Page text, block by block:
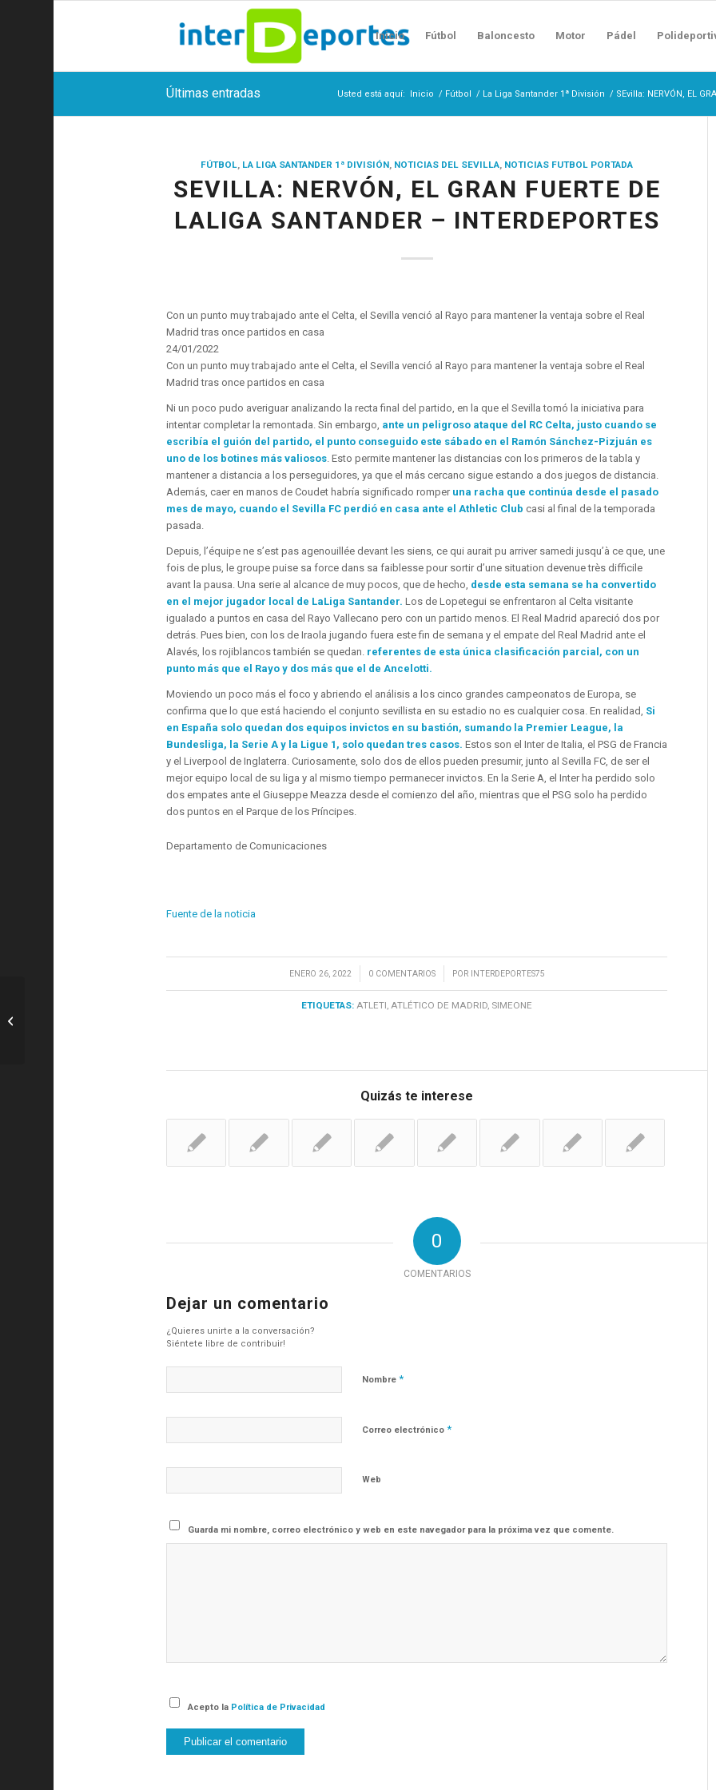
Inicio Fútbol Baloncesto Motor Pádel
Últimas entradas Usted está aquí: Inicio / Fútbol / La Liga Santander 1ª División / SEvilla: NERVÓN, EL
FÚTBOL, LA LIGA SANTANDER 1ª DIVISIÓN, NOTICIAS DEL SEVILLA, NOTICIAS FUTBOL PORTADA
SEVILLA: NERVÓN, EL GRAN FUERTE DE
LALIGA SANTANDER – INTERDEPORTES
Con un punto muy trabajado ante el Celta, el Sevilla venció al Rayo para mantener la ventaja sobre el Real
Madrid tras once partidos en casa
24/01/2022
Con un punto muy trabajado ante el Celta, el Sevilla venció al Rayo para mantener la ventaja sobre el Real
Madrid tras once partidos en casa
Ni un poco pudo averiguar analizando la recta final del partido, en la que el Sevilla tomó la iniciativa para
intentar completar la remontada. Sin embargo, ante un peligroso ataque del RC Celta, justo cuando se
escribía el guión del partido, el punto conseguido este sábado en el Ramón Sánchez-Pizjuán es
uno de los botines más valiosos. Esto permite mantener las distancias con los primeros de la tabla y
mantener a distancia a los perseguidores, ya que el más cercano sigue estando a dos juegos de distancia.
Además, caer en manos de Coudet habría significado romper una racha que continúa desde el pasado
mes de mayo, cuando el Sevilla FC perdió en casa ante el Athletic Club casi al final de la temporada
pasada.
Depuis, l’équipe ne s’est pas agenouillée devant les siens, ce qui aurait pu arriver samedi jusqu’à ce que, une
fois de plus, le groupe puise sa force dans sa faiblesse pour sortir d’une situation devenue très difficile
avant la pausa. Una serie al alcance de muy pocos, que de hecho, desde esta semana se ha convertido
en el mejor jugador local de LaLiga Santander. Los de Lopetegui se enfrentaron al Celta visitante
igualado a puntos en casa del Rayo Vallecano pero con un partido menos. El Real Madrid apareció dos por
detrás. Pues bien, con los de Iraola jugando fuera este fin de semana y el empate del Real Madrid ante el
Alavés, los rojiblancos también se quedan. referentes de esta única clasificación parcial, con un
punto más que el Rayo y dos más que el de Ancelotti.
Moviendo un poco más el foco y abriendo el análisis a los cinco grandes campeonatos de Europa, se
confirma que lo que está haciendo el conjunto sevillista en su estadio no es cualquier cosa. En realidad, Si
en España solo quedan dos equipos invictos en su bastión, sumando la Premier League, la
Bundesliga, la Serie A y la Ligue 1, solo quedan tres casos. Estos son el Inter de Italia, el PSG de Francia
y el Liverpool de Inglaterra. Curiosamente, solo dos de ellos pueden presumir, junto al Sevilla FC, de ser el
mejor equipo local de su liga y al mismo tiempo permanecer invictos. En la Serie A, el Inter ha perdido solo
dos empates ante el Giuseppe Meazza desde el comienzo del año, mientras que el PSG solo ha perdido
dos puntos en el Parque de los Príncipes.
Departamento de Comunicaciones
Fuente de la noticia
ENERO 26, 2022
/ 0 COMENTARIOS
/ POR INTERDEPORTES75
ETIQUETAS: ATLETI,ATLÉTICO DE MADRID, SIMEONE
Quizás te interese
0
COMENTARIOS
Dejar un comentario
¿Quieres unirte a la conversación?
Siéntete libre de contribuir!
Nombre *
Correo electrónico *
Web
Guarda mi nombre, correo electrónico y web en este navegador para la próxima vez que comente.
Acepto la Política de Privacidad